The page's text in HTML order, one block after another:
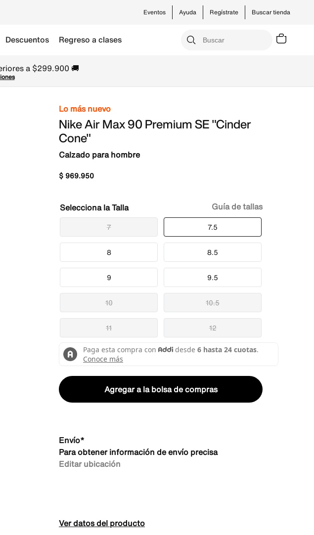
Buscar tienda
Ayuda Regístrate
Eventos
Descuentos Regreso a clases
a $299.900 🚚
Lo más nuevo
Nike Air Max 90 Premium SE "Cinder
Cone"
Calzado para hombre
$ 969.950
Talla
7 7.5
8 8.5
9 9.5
10 10.5
11 12
Guía de tallas
Agregar a la bolsa de compras
Envío*
Para obtener información de envío precisa
Editar ubicación
Ver datos del producto